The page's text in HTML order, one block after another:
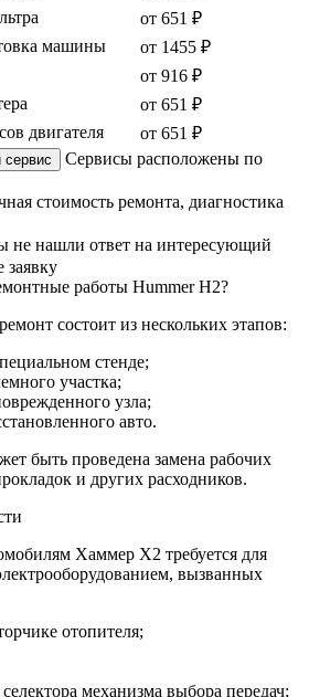
от 651 ₽
машины
от 1455 ₽
от 916 ₽
от 651 ₽
двигателя
от 651 ₽
Сервисы расположены по
стоимость ремонта, диагностика
не нашли ответ на интересующий
заявку
работы Hummer H2?
состоит из нескольких этапов:
стенде;
участка;
узла;
авто.
быть проведена замена рабочих
и других расходников.
Хаммер Х2 требуется для
вызванных
отопителя;
механизма выбора передач;